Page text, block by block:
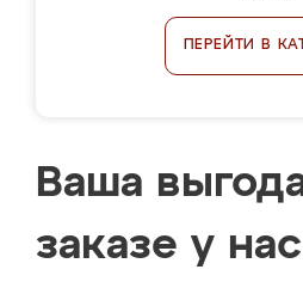
ПЕРЕЙТИ В
Ваша
заказе у нас